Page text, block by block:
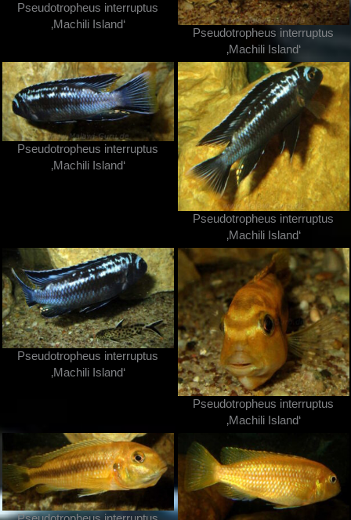
Pseudotropheus interruptus
‚Machili Island‘
Pseudotropheus interruptus
‚Machili Island‘
Pseudotropheus interruptus
‚Machili Island‘
Pseudotropheus interruptus
‚Machili Island‘
Pseudotropheus interruptus
‚Machili Island‘
Pseudotropheus interruptus
‚Machili Island‘